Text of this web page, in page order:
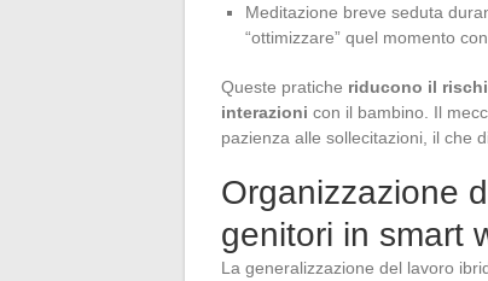
Meditazione breve seduta
“ottimizzare” quel momento
Queste pratiche riducono il
interazioni con il bambino. Il
pazienza alle sollecitazioni, il che
Organizzazione
genitori in smart
La generalizzazione del lavoro